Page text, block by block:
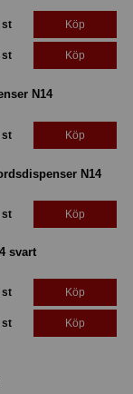
st Köp
st Köp
N14
st Köp
N14
st Köp
svart
st Köp
st Köp